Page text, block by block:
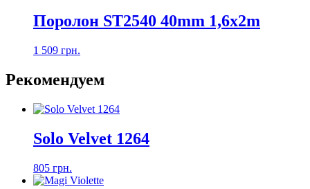
Поролон ST2540 40mm 1,6x2m
1 509 грн.
Рекомендуем
Solo Velvet 1264
805 грн.